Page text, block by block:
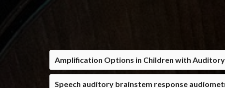
Amplification Options in Children with
Speech auditory brainstem response